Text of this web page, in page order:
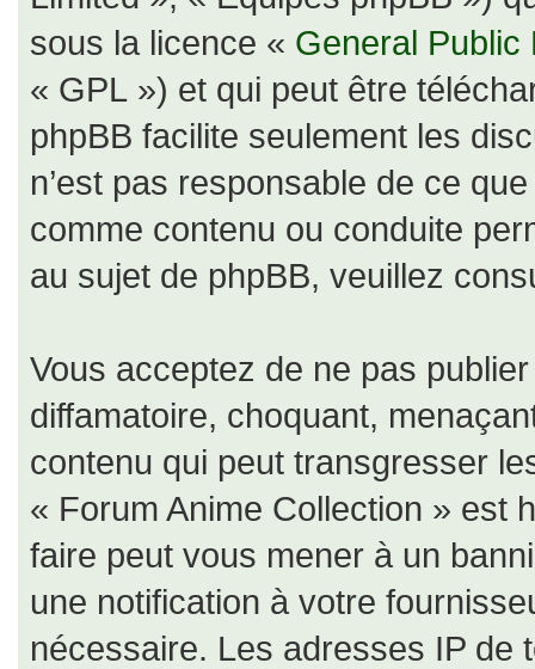
sous la licence « General Public
« GPL ») et qui peut être
phpBB facilite seulement les
n’est pas responsable de ce
comme contenu ou conduite
au sujet de phpBB, veuillez
Vous acceptez de ne pas
diffamatoire, choquant,
contenu qui peut transgresser
« Forum Anime Collection » est
faire peut vous mener à un
une notification à votre
nécessaire. Les adresses IP de